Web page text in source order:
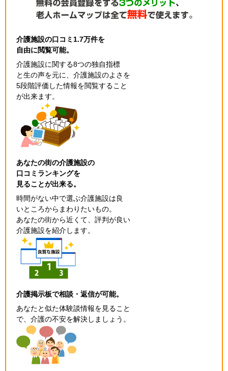
介護施設の口コミ1.7万件を
自由に閲覧可能。
介護施設に関する8つの独自指標
と生の声を元に、介護施設のよさを
5段階評価した情報を閲覧すること
が出来ます。
あなたの街の介護施設の
口コミランキングを
見ることが出来る。
時間がない中で選ぶ介護施設は良
いところからまわりたいもの。
あなたの街から近くて、評判が良い
介護施設を紹介します。
介護掲示板で相談・返信が可能。
あなたと似た体験談情報を見ること
で、介護の不安を解決しましょう。